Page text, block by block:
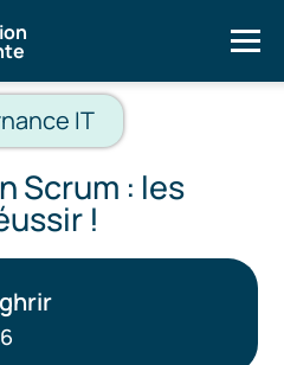
IT
Scrum : les
!